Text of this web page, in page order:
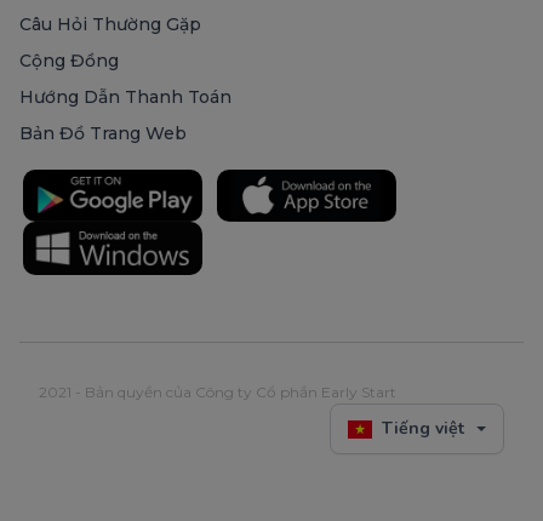
Câu Hỏi Thường Gặp
Cộng Đồng
Hướng Dẫn Thanh Toán
Bản Đồ Trang Web
2021 - Bản quyền của Công ty Cổ phần Early Start
Tiếng việt